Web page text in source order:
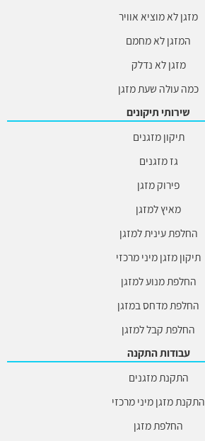
מזגן לא מוציא אוויר
המזגן לא מחמם
מזגן לא נדלק
כמה עולה שעת מזגן
שירותי תיקונים
תיקון מזגנים
גז מזגנים
פירוק מזגן
מאיץ למזגן
החלפת עינית למזגן
תיקון מזגן מיני מרכזי
החלפת מנוע למזגן
החלפת מדחס במזגן
החלפת קבל למזגן
עבודות התקנה
התקנת מזגנים
התקנת מזגן מיני מרכזי
החלפת מזגן